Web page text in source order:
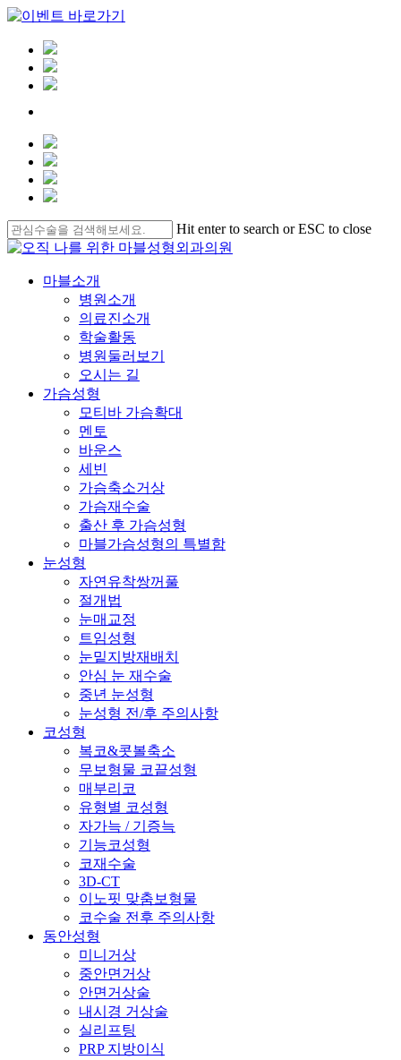
Skip
to
main
content
Hit enter to search or ESC to close
Close
Menu
마블소개
병원소개
의료진소개
학술활동
병원둘러보기
오시는 길
가슴성형
모티바 가슴확대
멘토
바운스
세빈
가슴축소거상
가슴재수술
출산 후 가슴성형
마블가슴성형의 특별함
눈성형
자연유착쌍꺼풀
절개법
눈매교정
트임성형
눈밑지방재배치
안심 눈 재수술
중년 눈성형
눈성형 전/후 주의사항
코성형
복코&콧볼축소
무보형물 코끝성형
매부리코
유형별 코성형
자가늑 / 기증늑
기능코성형
코재수술
3D-CT
이노핏 맞춤보형물
코수술 전후 주의사항
동안성형
미니거상
중안면거상
안면거상술
내시경 거상술
실리프팅
PRP 지방이식